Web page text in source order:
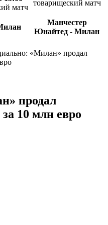
матч
товарищеский матч
Манчестер
Юнайтед - Милан
«Милан» продал
продал
10 млн евро